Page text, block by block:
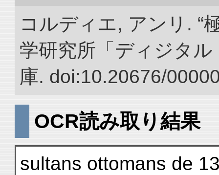
コルディエ, アンリ. “
学研究所「ディジタ
庫. doi:10.20676/
OCR読み取り結果
sultans ottomans de